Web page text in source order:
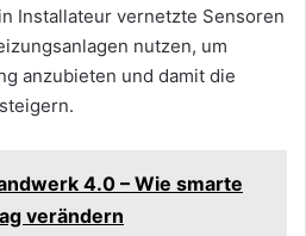
Installateur vernetzte Sensoren
nutzen, um
anzubieten und damit die
4.0 – Wie smarte
verändern